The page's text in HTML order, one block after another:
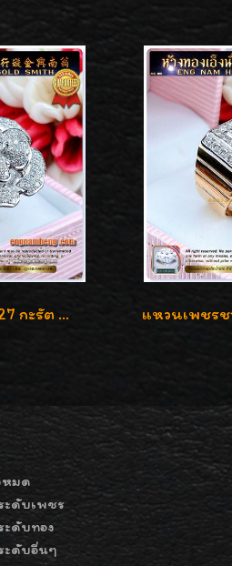
แหวนเพชรแท้ 2.27 กะรัต น้ำ 100% เบลเยี่ยมคัท ลวดลายดอกกุหลาบหรู
หมด
ะดับเพชร
ะดับทอง
ะดับอื่นๆ